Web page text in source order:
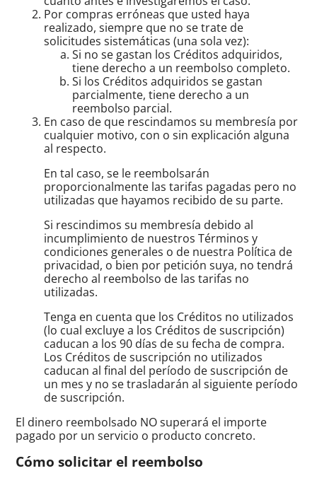
Por compras erróneas que usted haya
realizado, siempre que no se trate de
solicitudes sistemáticas (una sola vez):
Si no se gastan los Créditos adquiridos,
tiene derecho a un reembolso completo.
Si los Créditos adquiridos se gastan
parcialmente, tiene derecho a un
reembolso parcial.
En caso de que rescindamos su membresía por
cualquier motivo, con o sin explicación alguna
al respecto.
En tal caso, se le reembolsarán
proporcionalmente las tarifas pagadas pero no
utilizadas que hayamos recibido de su parte.
Si rescindimos su membresía debido al
incumplimiento de nuestros Términos y
condiciones generales o de nuestra Política de
privacidad, o bien por petición suya, no tendrá
derecho al reembolso de las tarifas no
utilizadas.
Tenga en cuenta que los Créditos no utilizados
(lo cual excluye a los Créditos de suscripción)
caducan a los 90 días de su fecha de compra.
Los Créditos de suscripción no utilizados
caducan al final del período de suscripción de
un mes y no se trasladarán al siguiente período
de suscripción.
El dinero reembolsado NO superará el importe
pagado por un servicio o producto concreto.
Cómo solicitar el reembolso